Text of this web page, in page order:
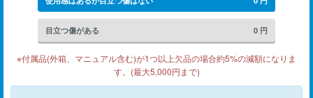
目立つ傷がある 0 円
※付属品(外箱、マニュアル含む)が1つ以上欠品の場合約5%の減額になりま
す。(最大5,000円まで)